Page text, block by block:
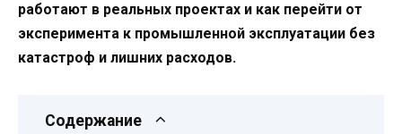
работают в реальных проектах и как перейти от
эксперимента к промышленной эксплуатации без
катастроф и лишних расходов.
Содержание